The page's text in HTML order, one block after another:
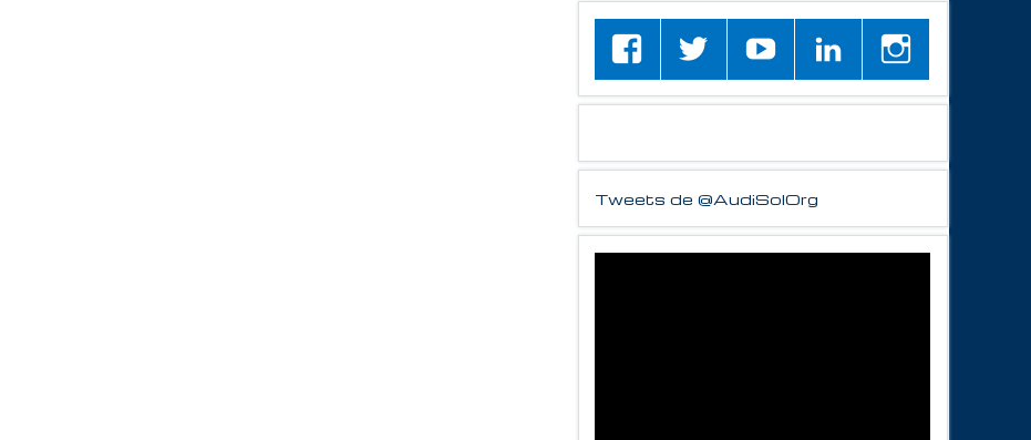
Tweets de @AudiSolOrg